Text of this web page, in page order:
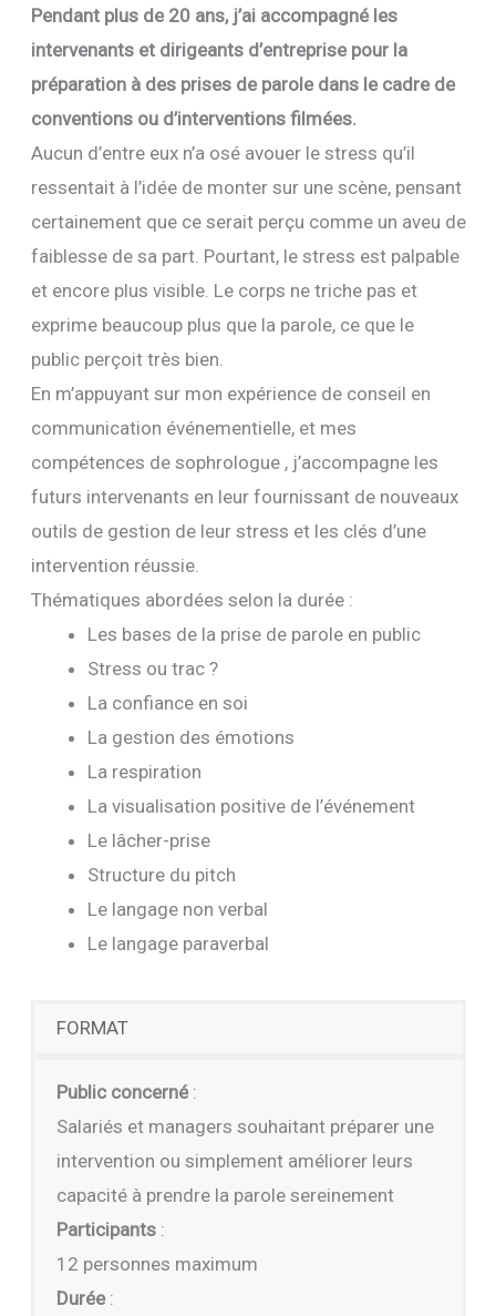
Pendant plus de 20 ans, j’ai accompagné les
intervenants et dirigeants d’entreprise pour la
préparation à des prises de parole dans le cadre de
conventions ou d’interventions filmées.
Aucun d’entre eux n’a osé avouer le stress qu’il
ressentait à l’idée de monter sur une scène, pensant
certainement que ce serait perçu comme un aveu de
faiblesse de sa part. Pourtant, le stress est palpable
et encore plus visible. Le corps ne triche pas et
exprime beaucoup plus que la parole, ce que le
public perçoit très bien.
En m’appuyant sur mon expérience de conseil en
communication événementielle, et mes
compétences de sophrologue , j’accompagne les
futurs intervenants en leur fournissant de nouveaux
outils de gestion de leur stress et les clés d’une
intervention réussie.
Thématiques abordées selon la durée :
Les bases de la prise de parole en public
Stress ou trac ?
La confiance en soi
La gestion des émotions
La respiration
La visualisation positive de l’événement
Le lâcher-prise
Structure du pitch
Le langage non verbal
Le langage paraverbal
FORMAT
Public concerné:
Salariés et managers souhaitant préparer une
intervention ou simplement améliorer leurs
capacité à prendre la parole sereinement
Participants:
12 personnes maximum
Durée: